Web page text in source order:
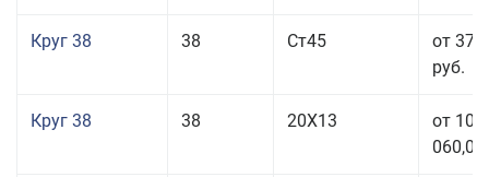
Круг 38 38 Ст45
от 37
руб.
Круг 38 38 20Х13
от 101
060,00